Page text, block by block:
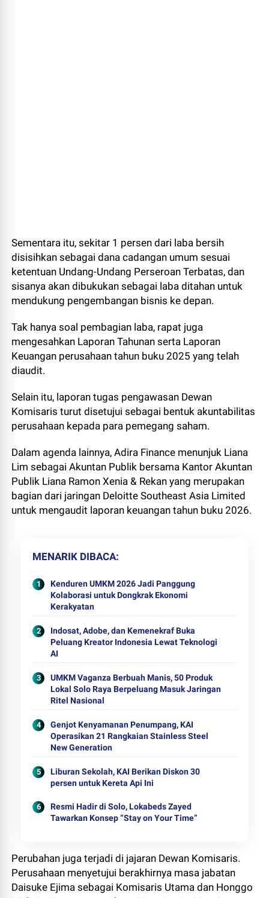
Sementara itu, sekitar 1 persen dari laba bersih
disisihkan sebagai dana cadangan umum sesuai
ketentuan Undang-Undang Perseroan Terbatas, dan
sisanya akan dibukukan sebagai laba ditahan untuk
mendukung pengembangan bisnis ke depan.
Tak hanya soal pembagian laba, rapat juga
mengesahkan Laporan Tahunan serta Laporan
Keuangan perusahaan tahun buku 2025 yang telah
diaudit.
Selain itu, laporan tugas pengawasan Dewan
Komisaris turut disetujui sebagai bentuk akuntabilitas
perusahaan kepada para pemegang saham.
Dalam agenda lainnya, Adira Finance menunjuk Liana
Lim sebagai Akuntan Publik bersama Kantor Akuntan
Publik Liana Ramon Xenia & Rekan yang merupakan
bagian dari jaringan Deloitte Southeast Asia Limited
untuk mengaudit laporan keuangan tahun buku 2026.
MENARIK DIBACA
Kenduren UMKM 2026 Jadi Panggung
Kolaborasi untuk Dongkrak Ekonomi
Kerakyatan
Indosat, Adobe, dan Kemenekraf Buka
Peluang Kreator Indonesia Lewat Teknologi
AI
UMKM Vaganza Berbuah Manis, 50 Produk
Lokal Solo Raya Berpeluang Masuk Jaringan
Ritel Nasional
Genjot Kenyamanan Penumpang, KAI
Operasikan 21 Rangkaian Stainless Steel
New Generation
Liburan Sekolah, KAI Berikan Diskon 30
persen untuk Kereta Api Ini
Resmi Hadir di Solo, Lokabeds Zayed
Tawarkan Konsep “Stay on Your Time”
Perubahan juga terjadi di jajaran Dewan Komisaris.
Perusahaan menyetujui berakhirnya masa jabatan
Daisuke Ejima sebagai Komisaris Utama dan Honggo